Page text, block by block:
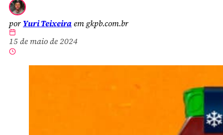
por Yuri Teixeiraem gkpb.com.br
15 de maio de 2024